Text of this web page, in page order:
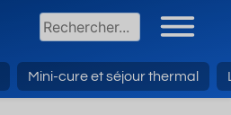
Mini-cure et séjour thermal